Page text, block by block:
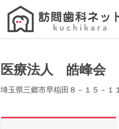
Search
医療法人 皓峰会
埼玉県三郷市早稲田８－１５－１１